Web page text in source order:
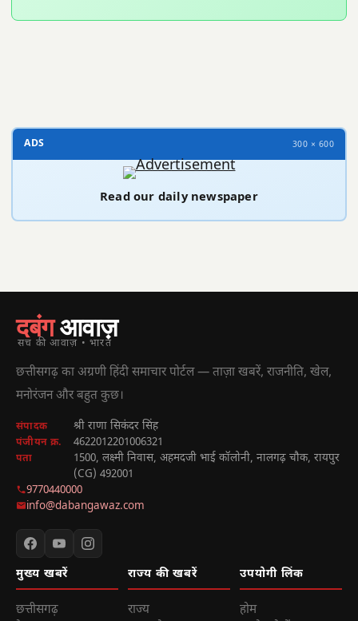
ADS 300 × 600
Read our daily newspaper
दबंगआवाज़
सच की आवाज़ • भारत
छत्तीसगढ़ का अग्रणी हिंदी समाचार पोर्टल — ताज़ा खबरें, राजनीति, खेल,
मनोरंजन और बहुत कुछ।
संपादक श्री राणा सिकंदर सिंह
पंजीयन क्र. 4622012201006321
पता
1500, लक्ष्मी निवास, अहमदजी भाई कॉलोनी, नालगढ़ चौक, रायपुर
(CG) 492001
9770440000
info@dabangawaz.com
मुख्य खबरें
छत्तीसगढ़
राज्य की खबरें
राज्य
उपयोगी लिंक
होम